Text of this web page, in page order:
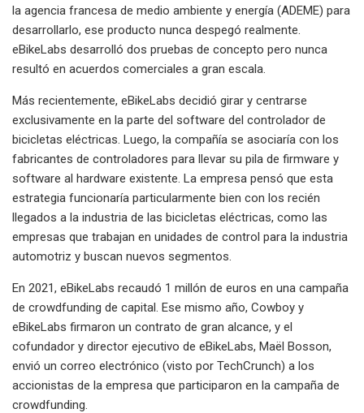
la agencia francesa de medio ambiente y energía (ADEME) para
desarrollarlo, ese producto nunca despegó realmente.
eBikeLabs desarrolló dos pruebas de concepto pero nunca
resultó en acuerdos comerciales a gran escala.
Más recientemente, eBikeLabs decidió girar y centrarse
exclusivamente en la parte del software del controlador de
bicicletas eléctricas. Luego, la compañía se asociaría con los
fabricantes de controladores para llevar su pila de firmware y
software al hardware existente. La empresa pensó que esta
estrategia funcionaría particularmente bien con los recién
llegados a la industria de las bicicletas eléctricas, como las
empresas que trabajan en unidades de control para la industria
automotriz y buscan nuevos segmentos.
En 2021, eBikeLabs recaudó 1 millón de euros en una campaña
de crowdfunding de capital. Ese mismo año, Cowboy y
eBikeLabs firmaron un contrato de gran alcance, y el
cofundador y director ejecutivo de eBikeLabs, Maël Bosson,
envió un correo electrónico (visto por TechCrunch) a los
accionistas de la empresa que participaron en la campaña de
crowdfunding.